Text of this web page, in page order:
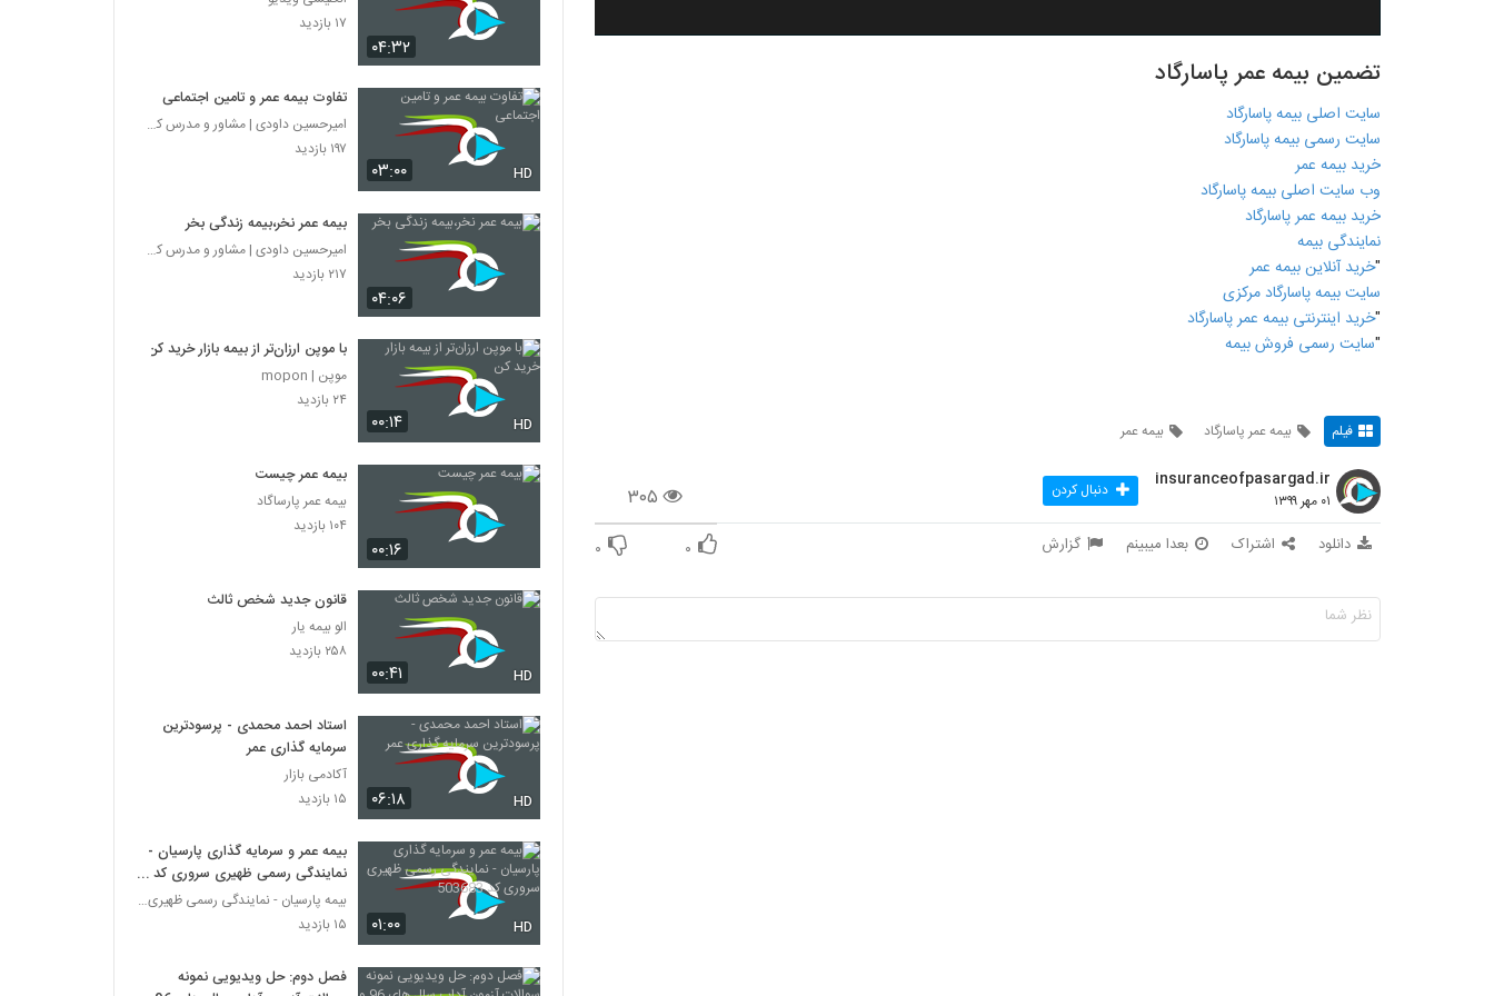
تضمین بیمه عمر پاسارگاد
سایت اصلی بیمه پاسارگاد
سایت رسمی بیمه پاسارگاد
خرید بیمه عمر
وب سایت اصلی بیمه پاسارگاد
خرید بیمه عمر پاسارگاد
نمایندگی بیمه
"خرید آنلاین بیمه عمر
سایت بیمه پاسارگاد مرکزی
"خرید اینترنتی بیمه عمر پاسارگاد
"سایت رسمی فروش بیمه
فیلم بیمه عمر پاسارگاد بیمه عمر
۳۰۵
insuranceofpasargad.ir
۰۱ مهر ۱۳۹۹ دنبال کردن
دانلود اشتراک بعدا میبینم گزارش ۰ ۰
۰۴:۳۲
۱۷ بازدید
۰۳:۰۰ HD
تفاوت بیمه عمر و تامین اجتماعی
امیرحسین داودی | مشاور و مدرس کسب و کار بیمه
۱۹۷ بازدید
۰۴:۰۶
بیمه عمر نخر،بیمه زندگی بخر
امیرحسین داودی | مشاور و مدرس کسب و کار بیمه
۲۱۷ بازدید
۰۰:۱۴ HD
با موپن ارزان‌تر از بیمه بازار خرید کن
موپن | mopon
۲۴ بازدید
۰۰:۱۶
بیمه عمر چیست
بیمه عمر پارساگاد
۱۰۴ بازدید
۰۰:۴۱ HD
قانون جدید شخص ثالث
الو بیمه یار
۲۵۸ بازدید
۰۶:۱۸ HD
استاد احمد محمدی - پرسودترین
سرمایه گذاری عمر
آکادمی بازار
۱۵ بازدید
۰۱:۰۰ HD
بیمه عمر و سرمایه گذاری پارسیان -
نمایندگی رسمی ظهیری سروری کد
503683
بیمه پارسیان - نمایندگی رسمی ظهیری سروری کد 503683
۱۵ بازدید
فصل دوم: حل ویدیویی نمونه